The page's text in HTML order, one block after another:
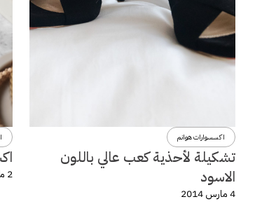
اكسسوارات هوانم
تشكيلة لأحذية كعب عالي باللون
الاسود
4 مارس 2014
2 مارس 2014